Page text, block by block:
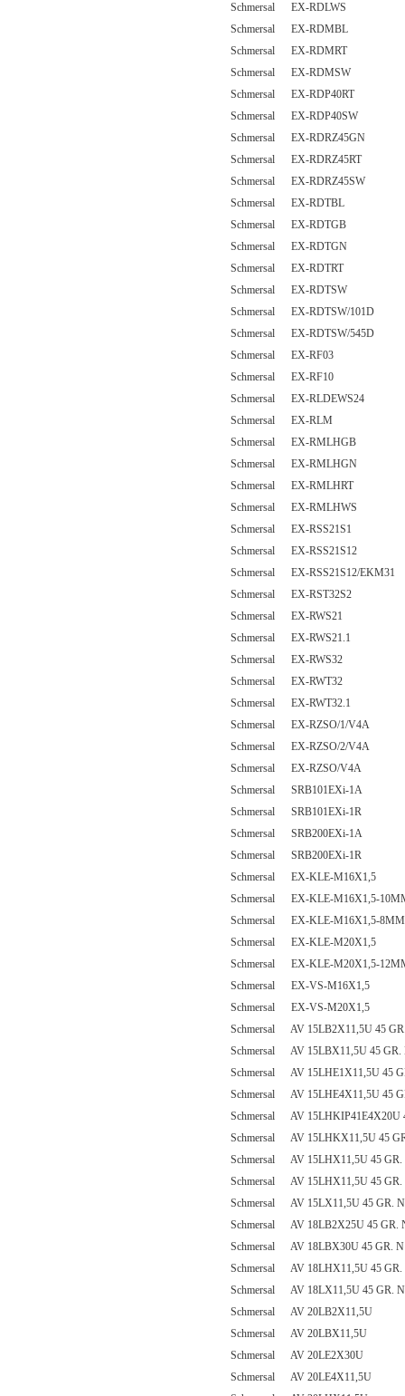
Schmersal EX-RDLWS
Schmersal EX-RDMBL
Schmersal EX-RDMRT
Schmersal EX-RDMSW
Schmersal EX-RDP40RT
Schmersal EX-RDP40SW
Schmersal EX-RDRZ45GN
Schmersal EX-RDRZ45RT
Schmersal EX-RDRZ45SW
Schmersal EX-RDTBL
Schmersal EX-RDTGB
Schmersal EX-RDTGN
Schmersal EX-RDTRT
Schmersal EX-RDTSW
Schmersal EX-RDTSW/101D
Schmersal EX-RDTSW/545D
Schmersal EX-RF03
Schmersal EX-RF10
Schmersal EX-RLDEWS24
Schmersal EX-RLM
Schmersal EX-RMLHGB
Schmersal EX-RMLHGN
Schmersal EX-RMLHRT
Schmersal EX-RMLHWS
Schmersal EX-RSS21S1
Schmersal EX-RSS21S12
Schmersal EX-RSS21S12/EKM31
Schmersal EX-RST32S2
Schmersal EX-RWS21
Schmersal EX-RWS21.1
Schmersal EX-RWS32
Schmersal EX-RWT32
Schmersal EX-RWT32.1
Schmersal EX-RZSO/1/V4A
Schmersal EX-RZSO/2/V4A
Schmersal EX-RZSO/V4A
Schmersal SRB101EXi-1A
Schmersal SRB101EXi-1R
Schmersal SRB200EXi-1A
Schmersal SRB200EXi-1R
Schmersal EX-KLE-M16X1,5
Schmersal EX-KLE-M16X1,5-
Schmersal EX-KLE-M16X1,5-8MM
Schmersal EX-KLE-M20X1,5
Schmersal EX-KLE-M20X1,5-
Schmersal EX-VS-M16X1,5
Schmersal EX-VS-M20X1,5
Schmersal AV 15LB2X11,5U 45
Schmersal AV 15LBX11,5U 45 GR.
Schmersal AV 15LHE1X11,5U 45
Schmersal AV 15LHE4X11,5U 45
Schmersal AV 15LHKIP41E4X20U
Schmersal AV 15LHKX11,5U 45
Schmersal AV 15LHX11,5U 45 GR.
Schmersal AV 15LHX11,5U 45 GR.
Schmersal AV 15LX11,5U 45 GR. N
Schmersal AV 18LB2X25U 45 GR.
Schmersal AV 18LBX30U 45 GR. N
Schmersal AV 18LHX11,5U 45 GR.
Schmersal AV 18LX11,5U 45 GR. N
Schmersal AV 20LB2X11,5U
Schmersal AV 20LBX11,5U
Schmersal AV 20LE2X30U
Schmersal AV 20LE4X11,5U